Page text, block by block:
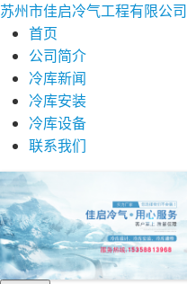
苏州市佳启冷气工程有限公司
首页
公司简介
冷库新闻
冷库安装
冷库设备
联系我们